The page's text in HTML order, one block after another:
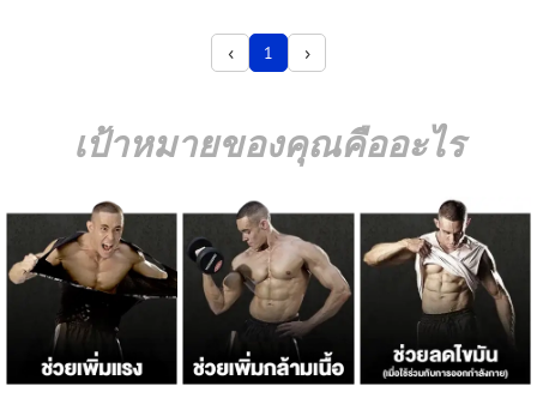
‹ 1 ›
เป้าหมายของคุณคืออะไร